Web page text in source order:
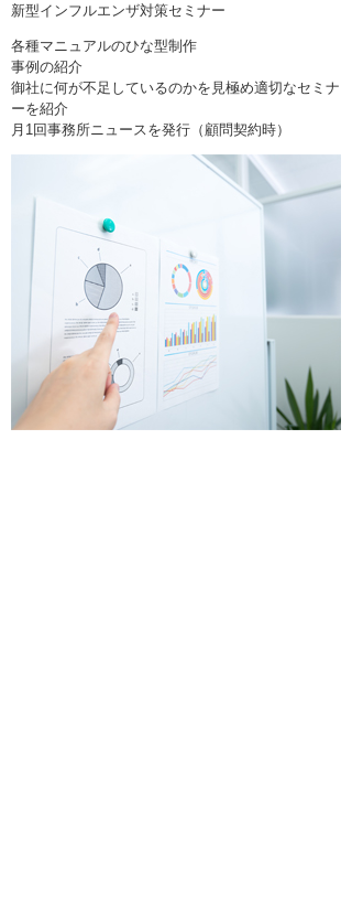
新型インフルエンザ対策セミナー
各種マニュアルのひな型制作
事例の紹介
御社に何が不足しているのかを見極め適切なセミナ
ーを紹介
月1回事務所ニュースを発行（顧問契約時）